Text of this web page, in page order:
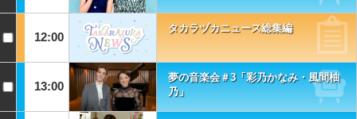
12:00
タカラヅカニュース総集編
13:00
夢の音楽会＃3「彩乃かなみ・風間柚
乃」